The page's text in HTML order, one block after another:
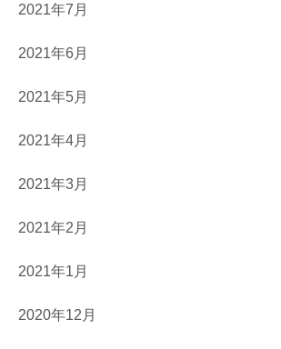
2021年7月
2021年6月
2021年5月
2021年4月
2021年3月
2021年2月
2021年1月
2020年12月